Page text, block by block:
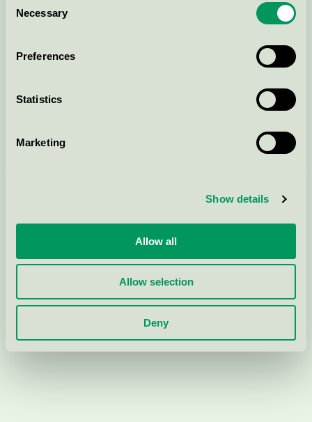
Selection
Necessary
Preferences
Statistics
Marketing
Show details
Allow all
Allow selection
Deny